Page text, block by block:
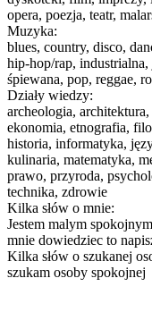
opera, poezja, teatr,
Muzyka:
blues, country, disco,
hip-hop/rap, industrialna,
śpiewana, pop, reggae,
Działy wiedzy:
archeologia,
ekonomia, etnografia,
historia, informatyka,
kulinaria, matematyka,
prawo, przyroda,
technika, zdrowie
Kilka słów o mnie:
Jestem malym
mnie dowiedziec to
Kilka słów o szukanej
szukam osoby spokojnej